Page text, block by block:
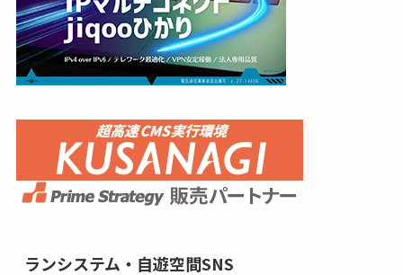
ランシステム・自遊空間SNS